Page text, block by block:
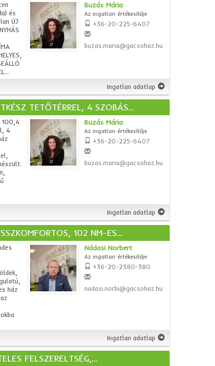
és
ÚJ
Buzás Mária
Az ingatlan értékesítője
+36-20-225-6407
buzas.maria@gacsohaz.hu
Ingatlan adatlap
TETŐTÉRREL, 4 SZOBÁS...
100,4
4
Buzás Mária
Az ingatlan értékesítője
+36-20-225-6407
buzas.maria@gacsohaz.hu
Ingatlan adatlap
102 NM-ES...
ház
Nádasi Norbert
Az ingatlan értékesítője
+36-20-2380-380
nadasi.norbi@gacsohaz.hu
Ingatlan adatlap
FELSZERELTSÉG,...